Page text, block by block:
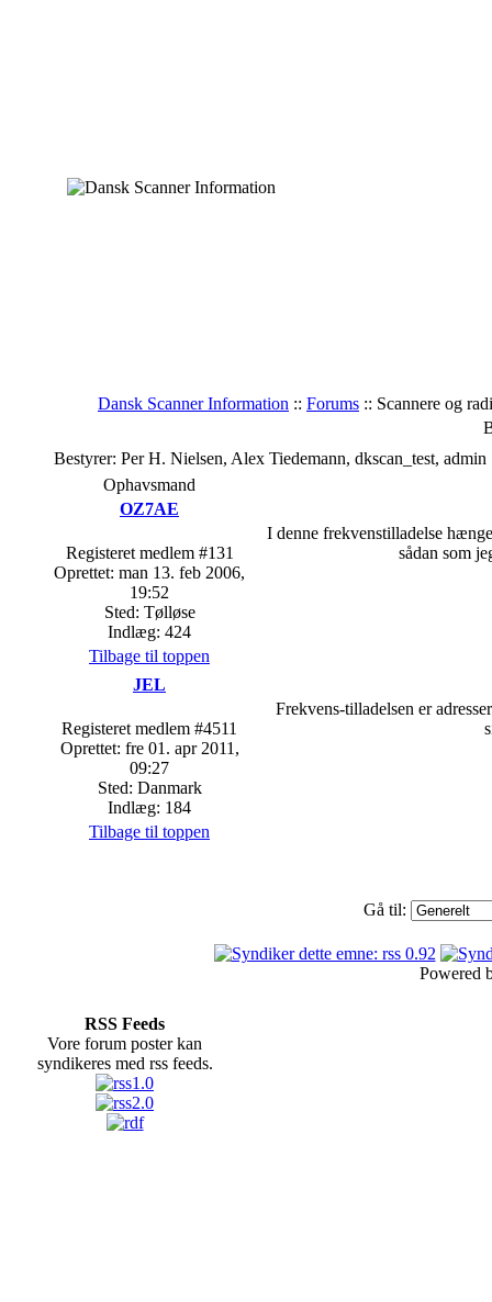
Dansk Scanner Information :: Forums :: Scannere og
Bestyrer: Per H. Nielsen, Alex Tiedemann, dkscan_test, admin
Ophavsmand
OZ7AE
Registeret medlem #131
Oprettet: man 13. feb 2006,
19:52
Sted: Tølløse
Indlæg: 424
I denne frekvenstilladelse
sådan som
Tilbage til toppen
JEL
Registeret medlem #4511
Oprettet: fre 01. apr 2011,
09:27
Sted: Danmark
Indlæg: 184
Frekvens-tilladelsen er
Tilbage til toppen
Gå til:
Powered
RSS Feeds
Vore forum poster kan
syndikeres med rss feeds.